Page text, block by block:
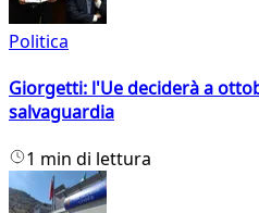
Politica
Giorgetti: l'Ue deciderà a
salvaguardia
1 min di lettura